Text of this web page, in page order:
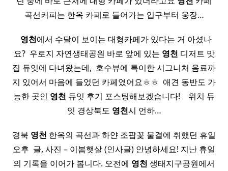
곡선커피는 한옥 카페로 들어가는 입구부터 웅장…
영천에서 수달이 보이는 대형카페가 있다는 거 아셨나
요? ​ 우로지 자연생태공원 바로 앞에 있는 영천 디저트 맛
집 듀잇에 다녀왔는데, ​ 호수뷰에 특이한 시그니처 음료까
지 있어서 마음에 들었던 카페였어요ㅎㅎ ​ 애견 동반도 가
능한 곳인 영천 듀잇 후기 포스팅해보겠습니다! ​ ​ ​ 위치 듀
잇 경상북도 영천시 언하…
경북 영천 한옥의 곡선과 하얀 조팝꽃 물결에 취했던 휴일
오후 ​ 글, 사진 – 이봄햇살 (인사글) 안녕하세요! 지난 휴일
의 기록을 이어가 봅니다. 오전에 영천 생태지구공원에서